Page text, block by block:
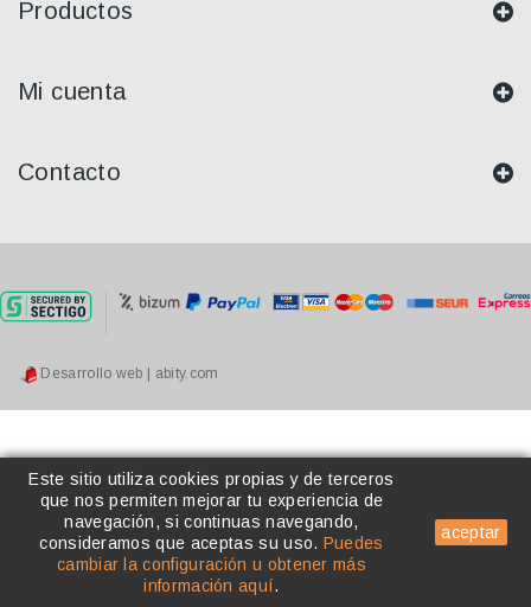
Este sitio utiliza cookies propias y de terceros
que nos permiten mejorar tu experiencia de
navegación, si continuas navegando,
consideramos que aceptas su uso. Puedes
cambiar la configuración u obtener más
información aquí.
aceptar
Productos
Mi cuenta
Contacto
Desarrollo web | abity.com